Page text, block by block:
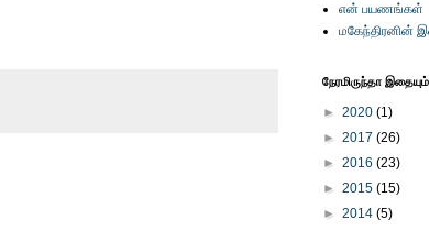
என் பயணங்கள்
மகேந்திரனின்
நேரமிருந்தா
► 2020 (1)
► 2017 (26)
► 2016 (23)
► 2015 (15)
► 2014 (5)